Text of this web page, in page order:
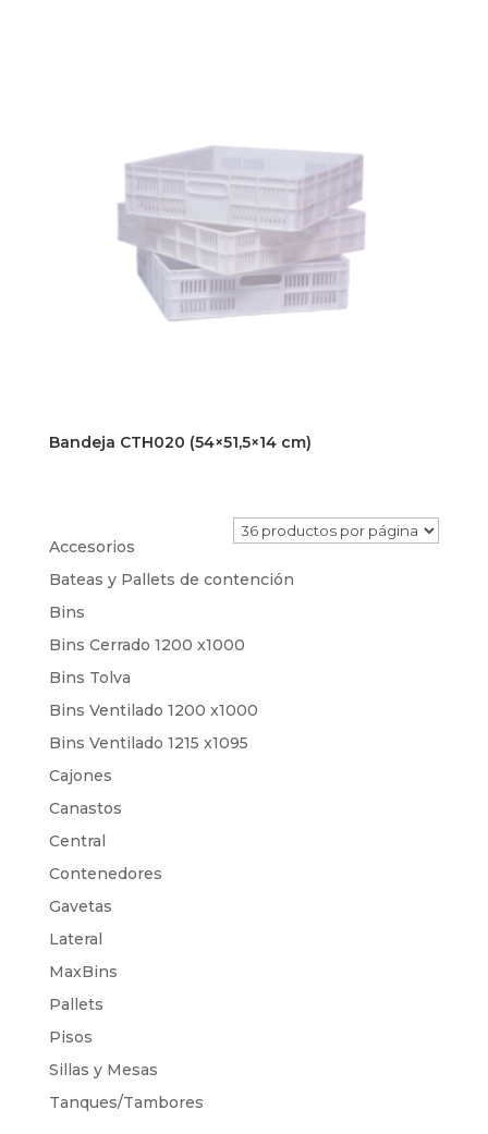
Bandeja CTH020 (54×51,5×14 cm)
Accesorios
Bateas y Pallets de contención
Bins
Bins Cerrado 1200 x1000
Bins Tolva
Bins Ventilado 1200 x1000
Bins Ventilado 1215 x1095
Cajones
Canastos
Central
Contenedores
Gavetas
Lateral
MaxBins
Pallets
Pisos
Sillas y Mesas
Tanques/Tambores